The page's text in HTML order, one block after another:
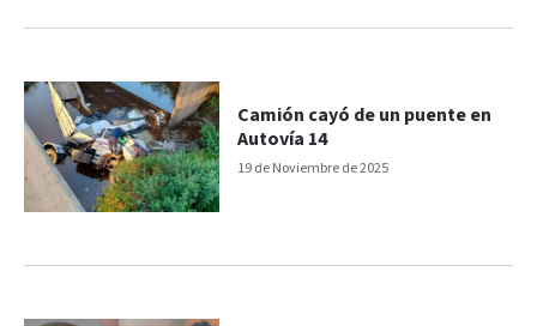
19 de Noviembre de 2025
Camión cayó de un puente en
Autovía 14